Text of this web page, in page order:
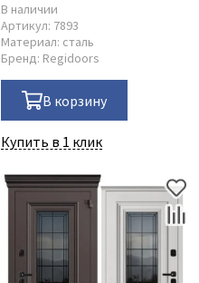
В наличии
Артикул: 7893
Материал: сталь
Бренд: Regidoors
В корзину
Купить в 1 клик